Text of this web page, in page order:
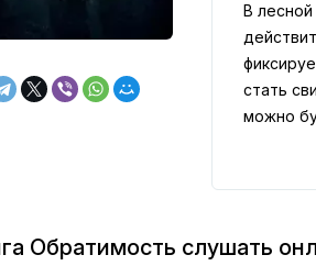
В
стать
можно
Обратимость слушать